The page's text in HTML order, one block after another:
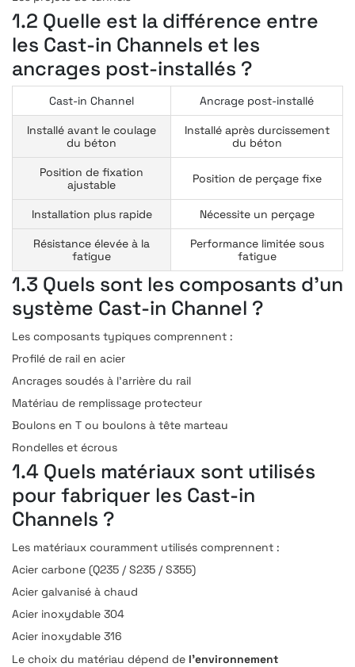
1.2 Quelle est la différence entre
les Cast-in Channels et les
ancrages post-installés ?
Cast-in Channel
Ancrage post-installé
Installé avant le coulage
du béton
Installé après durcissement
du béton
Position de fixation
ajustable
Position de perçage fixe
Installation plus rapide
Nécessite un perçage
Résistance élevée à la
fatigue
Performance limitée sous
fatigue
1.3 Quels sont les composants d’un
système Cast-in Channel ?
Les composants typiques comprennent :
Profilé de rail en acier
Ancrages soudés à l’arrière du rail
Matériau de remplissage protecteur
Boulons en T ou boulons à tête marteau
Rondelles et écrous
1.4 Quels matériaux sont utilisés
pour fabriquer les Cast-in
Channels ?
Les matériaux couramment utilisés comprennent :
Acier carbone (Q235 / S235 / S355)
Acier galvanisé à chaud
Acier inoxydable 304
Acier inoxydable 316
Le choix du matériau dépend de l’environnement